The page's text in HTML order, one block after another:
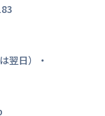
翌日）・